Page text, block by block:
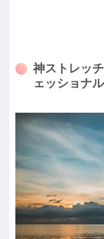
神ストレッ
ェッショナル